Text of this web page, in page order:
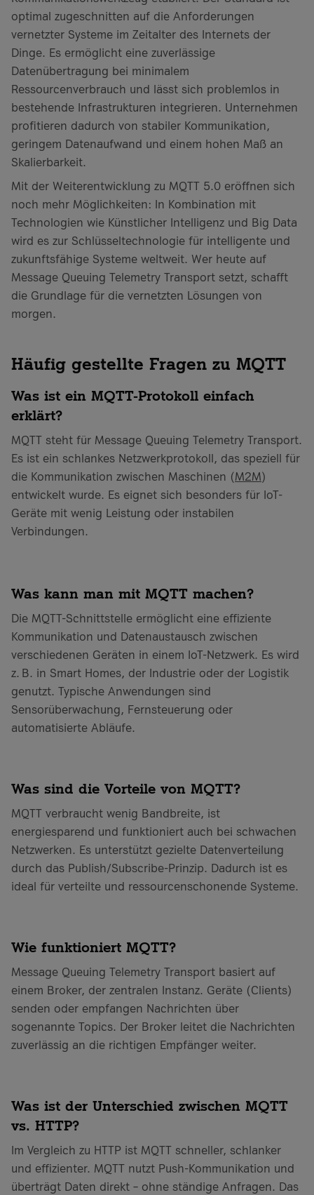
optimal zugeschnitten auf die Anforderungen
vernetzter Systeme im Zeitalter des Internets der
Dinge. Es ermöglicht eine zuverlässige
Datenübertragung bei minimalem
Ressourcenverbrauch und lässt sich problemlos in
bestehende Infrastrukturen integrieren. Unternehmen
profitieren dadurch von stabiler Kommunikation,
geringem Datenaufwand und einem hohen Maß an
Skalierbarkeit.
Mit der Weiterentwicklung zu MQTT 5.0 eröffnen sich
noch mehr Möglichkeiten: In Kombination mit
Technologien wie Künstlicher Intelligenz und Big Data
wird es zur Schlüsseltechnologie für intelligente und
zukunftsfähige Systeme weltweit. Wer heute auf
Message Queuing Telemetry Transport setzt, schafft
die Grundlage für die vernetzten Lösungen von
morgen.
Häufig gestellte Fragen zu MQTT
Was ist ein MQTT-Protokoll einfach
erklärt?
MQTT steht für Message Queuing Telemetry Transport.
Es ist ein schlankes Netzwerkprotokoll, das speziell für
die Kommunikation zwischen Maschinen (M2M)
entwickelt wurde. Es eignet sich besonders für IoT-
Geräte mit wenig Leistung oder instabilen
Verbindungen.
Was kann man mit MQTT machen?
Die MQTT-Schnittstelle ermöglicht eine effiziente
Kommunikation und Datenaustausch zwischen
verschiedenen Geräten in einem IoT-Netzwerk. Es wird
z. B. in Smart Homes, der Industrie oder der Logistik
genutzt. Typische Anwendungen sind
Sensorüberwachung, Fernsteuerung oder
automatisierte Abläufe.
Was sind die Vorteile von MQTT?
MQTT verbraucht wenig Bandbreite, ist
energiesparend und funktioniert auch bei schwachen
Netzwerken. Es unterstützt gezielte Datenverteilung
durch das Publish/Subscribe-Prinzip. Dadurch ist es
ideal für verteilte und ressourcenschonende Systeme.
Wie funktioniert MQTT?
Message Queuing Telemetry Transport basiert auf
einem Broker, der zentralen Instanz. Geräte (Clients)
senden oder empfangen Nachrichten über
sogenannte Topics. Der Broker leitet die Nachrichten
zuverlässig an die richtigen Empfänger weiter.
Was ist der Unterschied zwischen MQTT
vs. HTTP?
Im Vergleich zu HTTP ist MQTT schneller, schlanker
und effizienter. MQTT nutzt Push-Kommunikation und
überträgt Daten direkt – ohne ständige Anfragen. Das